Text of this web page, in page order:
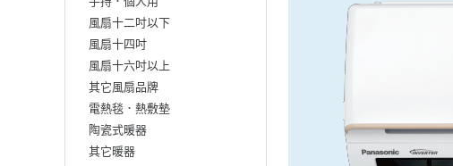
風扇十二吋以下
風扇十四吋
風扇十六吋以上
其它風扇品牌
電熱毯．熱敷墊
陶瓷式暖器
其它暖器